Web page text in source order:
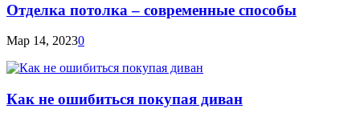
Отделка потолка – современные способы
Мар 14, 20230
Как не ошибиться покупая диван